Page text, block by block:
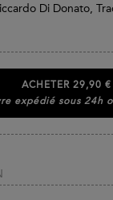
Di Donato,
ACHETER 29,90 €
expédié sous 24h